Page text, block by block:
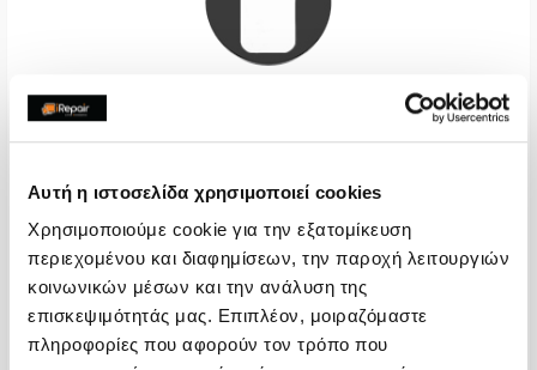
Αυτή η ιστοσελίδα χρησιμοποιεί cookies
Χρησιμοποιούμε cookie για την εξατομίκευση
περιεχομένου και διαφημίσεων, την παροχή λειτουργιών
κοινωνικών μέσων και την ανάλυση της
επισκεψιμότητάς μας. Επιπλέον, μοιραζόμαστε
πληροφορίες που αφορούν τον τρόπο που
Με 24% ΦΠΑ
-
Χρόνος
2-4 ώρες
Εγγύηση